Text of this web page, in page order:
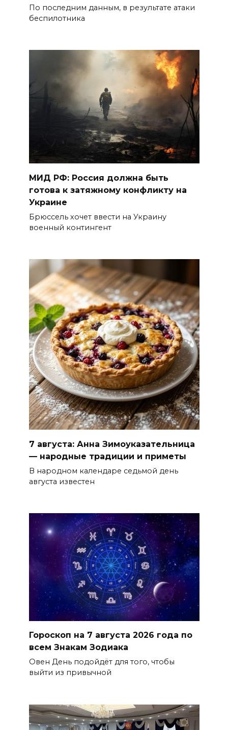
По последним данным, в результате атаки
беспилотника
МИД РФ: Россия должна быть
готова к затяжному конфликту на
Украине
Брюссель хочет ввести на Украину
военный контингент
7 августа: Анна Зимоуказательница
— народные традиции и приметы
В народном календаре седьмой день
августа известен
Гороскоп на 7 августа 2026 года по
всем Знакам Зодиака
Овен День подойдёт для того, чтобы
выйти из привычной